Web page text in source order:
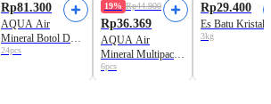
Rp81.300
AQUA Air
Mineral Botol Dus
600ml
24pcs
19% Rp44.900
Rp36.369
AQUA Air
Mineral Multipack
1500ml
6pcs
Rp29.400
Es Batu Kristal
3kg